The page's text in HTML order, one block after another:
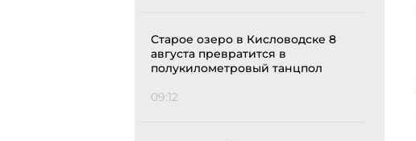
Старое озеро в Кисловодске 8
августа превратится в
полукилометровый танцпол
09:12